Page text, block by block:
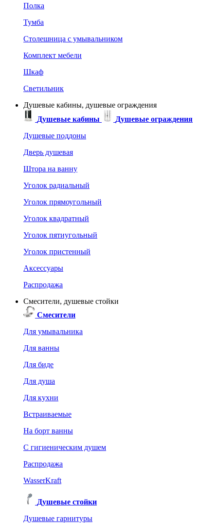
Полка
Тумба
Столешница с умывальником
Комплект мебели
Шкаф
Светильник
Душевые кабины, душевые ограждения
Душевые кабины
Душевые ограждения
Душевые поддоны
Дверь душевая
Штора на ванну
Уголок радиальный
Уголок прямоугольный
Уголок квадратный
Уголок пятиугольный
Уголок пристенный
Аксессуары
Распродажа
Смесители, душевые стойки
Смесители
Для умывальника
Для ванны
Для биде
Для душа
Для кухни
Встраиваемые
На борт ванны
C гигиеническим душем
Распродажа
WasserKraft
Душевые стойки
Душевые гарнитуры